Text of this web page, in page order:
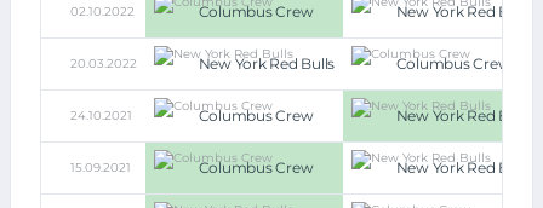
02.10.2022 Columbus Crew New York Red Bulls
20.03.2022 New York Red Bulls Columbus Crew
24.10.2021 Columbus Crew New York Red Bulls
15.09.2021 Columbus Crew New York Red Bulls